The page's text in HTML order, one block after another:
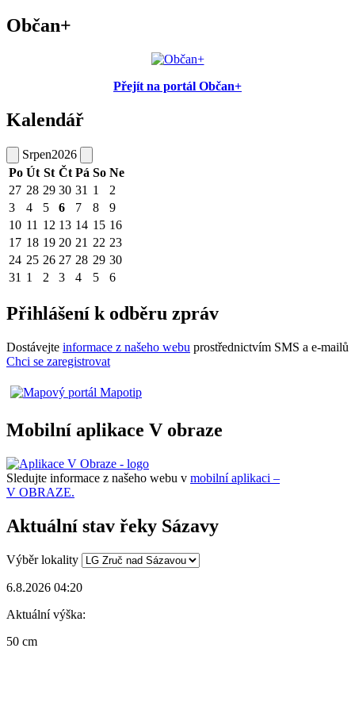
Občan+
Přejít na portál Občan+
Kalendář
Srpen2026
Po Út St Čt Pá So Ne
27 28 29 30 31 1
2
3
4 5 6 7 8
9
10 11 12 13 14 15 16
17 18 19 20 21 22 23
24 25 26 27 28 29 30
31 1 2 3 4 5 6
Přihlášení k odběru zpráv
Dostávejte informace z našeho webu prostřednictvím SMS a e-mailů
Chci se zaregistrovat
Mobilní aplikace V obraze
Sledujte informace z našeho webu v mobilní aplikaci –
V OBRAZE.
Aktuální stav řeky Sázavy
Výběr lokality
6.8.2026 04:20
Aktuální výška:
50 cm